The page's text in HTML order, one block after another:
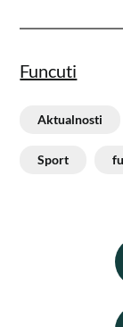
Funcuti
Aktualnosti
Sport